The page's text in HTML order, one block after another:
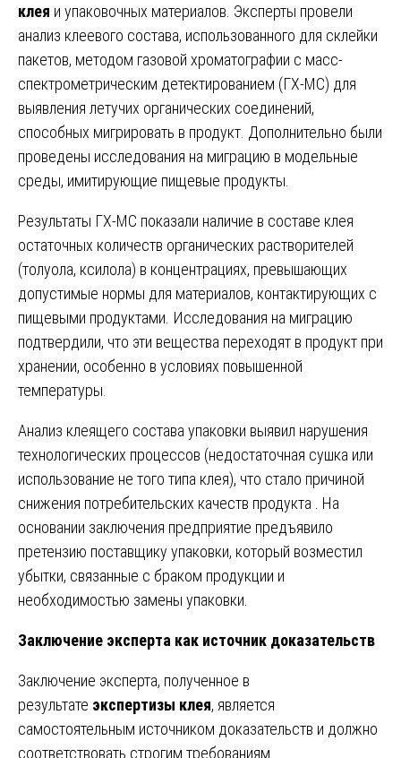
клея и упаковочных материалов. Эксперты провели
анализ клеевого состава, использованного для склейки
пакетов, методом газовой хроматографии с масс-
спектрометрическим детектированием (ГХ-МС) для
выявления летучих органических соединений,
способных мигрировать в продукт. Дополнительно были
проведены исследования на миграцию в модельные
среды, имитирующие пищевые продукты.
Результаты ГХ-МС показали наличие в составе клея
остаточных количеств органических растворителей
(толуола, ксилола) в концентрациях, превышающих
допустимые нормы для материалов, контактирующих с
пищевыми продуктами. Исследования на миграцию
подтвердили, что эти вещества переходят в продукт при
хранении, особенно в условиях повышенной
температуры.
Анализ клеящего состава упаковки выявил нарушения
технологических процессов (недостаточная сушка или
использование не того типа клея), что стало причиной
снижения потребительских качеств продукта . На
основании заключения предприятие предъявило
претензию поставщику упаковки, который возместил
убытки, связанные с браком продукции и
необходимостью замены упаковки.
Заключение эксперта как источник доказательств
Заключение эксперта, полученное в
результате экспертизы клея, является
самостоятельным источником доказательств и должно
соответствовать строгим требованиям